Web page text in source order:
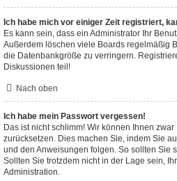
Ich habe mich vor einiger Zeit registriert,
Es kann sein, dass ein Administrator Ihr
Außerdem löschen viele Boards regelmäßig
die Datenbankgröße zu verringern.
Diskussionen teil!
Nach oben
Ich habe mein Passwort vergessen!
Das ist nicht schlimm! Wir können Ihnen
zurücksetzen. Dies machen Sie, indem Sie
und den Anweisungen folgen. So sollten Sie
Sollten Sie trotzdem nicht in der Lage sein,
Administration.